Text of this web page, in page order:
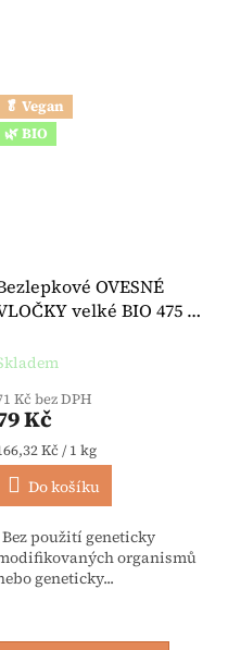
🥬 Vegan
🌿 BIO
OVESNÉ
velké BIO 475 g -
Kč bez DPH
Kč
cena:
Kč / 1 kg
Do košíku
Bez použití geneticky
organismů
geneticky...